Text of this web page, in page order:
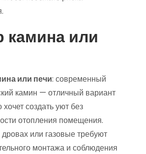
или
или печи: современный
камин — отличный вариант
хочет создать уют без
отопления помещения.
или газовые требуют
монтажа и соблюдения